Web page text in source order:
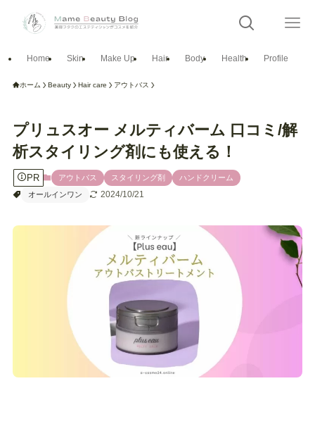
Home Skin Make Up Hair Body Health Profile
ホーム Beauty Hair care アウトバス
プリュスオー メルティバーム 口コミ/解
析スタイリング剤にも使える！
PR アウトバス スタイリング剤
ハンドクリーム
オールインワン
2024/10/21